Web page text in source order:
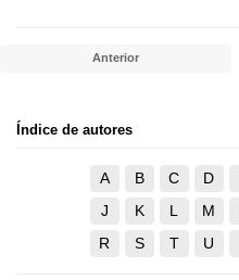
Anterior
Índice de autores
A B C D
J
K L M
R
S T U